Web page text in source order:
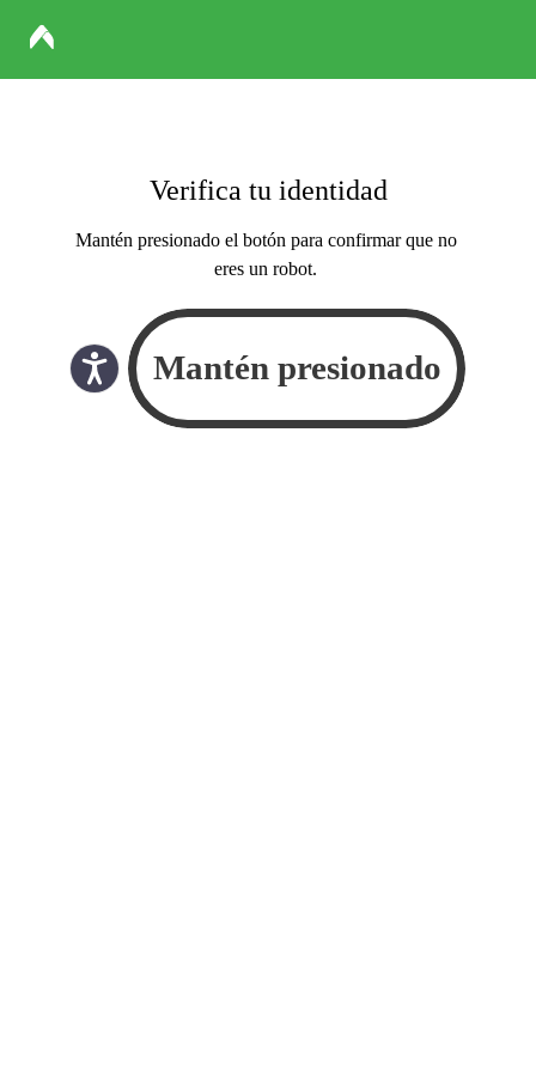
Verifica tu identidad
Mantén presionado el botón para confirmar que no
eres un robot.